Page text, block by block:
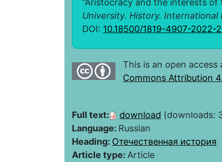
“Aristocracy and the interests
University. History. International
DOI: 10.18500/1819-4907-2022-
This is an open
Commons Attribution
Full text: download (downloads:
Language: Russian
Heading: Отечественная история
Article type: Article